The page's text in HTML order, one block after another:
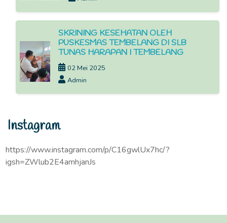
SKRINING KESEHATAN OLEH
PUSKESMAS TEMBELANG DI SLB
TUNAS HARAPAN I TEMBELANG
02 Mei 2025
Admin
Instagram
https://www.instagram.com/p/C16gwlUx7hc/?
igsh=ZWlub2E4amhjanJs